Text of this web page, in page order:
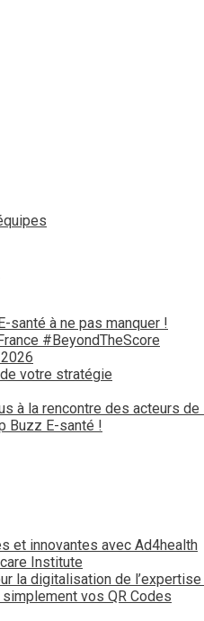
santé à ne pas manquer !
#BeyondTheScore
votre stratégie
à la rencontre des acteurs de
Buzz E-santé !
et innovantes avec Ad4health
Institute
la digitalisation de
vos QR Codes